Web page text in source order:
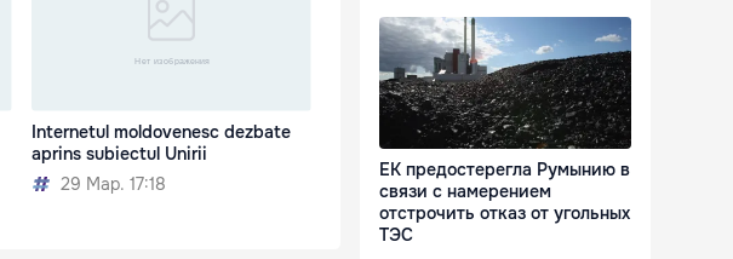
Internetul moldovenesc dezbate
aprins subiectul Unirii
29 Мар. 17:18
ЕК предостерегла Румынию в
связи с намерением
отстрочить отказ от угольных
ТЭС